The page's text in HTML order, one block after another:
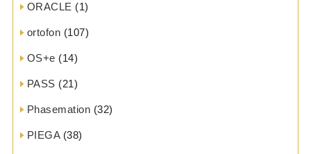
ORACLE (1)
ortofon (107)
OS+e (14)
PASS (21)
Phasemation (32)
PIEGA(38)